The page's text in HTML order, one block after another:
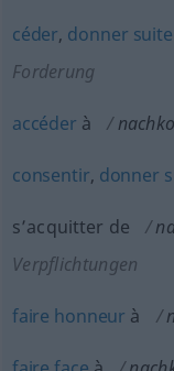
céder, donner suite
Forderung
accéder à
consentir, donner
s’acquitter de
Verpflichtungen
faire honneur à